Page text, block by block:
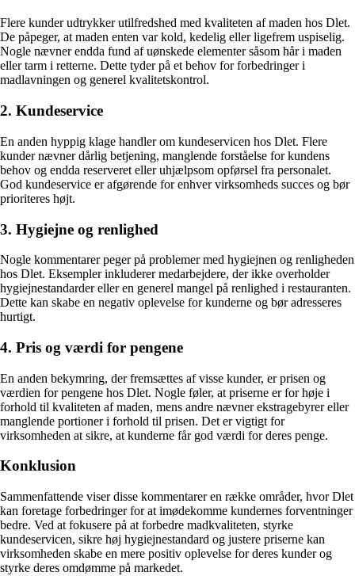
Flere kunder udtrykker utilfredshed med kvaliteten af maden hos Dlet.
De påpeger, at maden enten var kold, kedelig eller ligefrem uspiselig.
Nogle nævner endda fund af uønskede elementer såsom hår i maden
eller tarm i retterne. Dette tyder på et behov for forbedringer i
madlavningen og generel kvalitetskontrol.
2. Kundeservice
En anden hyppig klage handler om kundeservicen hos Dlet. Flere
kunder nævner dårlig betjening, manglende forståelse for kundens
behov og endda reserveret eller uhjælpsom opførsel fra personalet.
God kundeservice er afgørende for enhver virksomheds succes og bør
prioriteres højt.
3. Hygiejne og renlighed
Nogle kommentarer peger på problemer med hygiejnen og renligheden
hos Dlet. Eksempler inkluderer medarbejdere, der ikke overholder
hygiejnestandarder eller en generel mangel på renlighed i restauranten.
Dette kan skabe en negativ oplevelse for kunderne og bør adresseres
hurtigt.
4. Pris og værdi for pengene
En anden bekymring, der fremsættes af visse kunder, er prisen og
værdien for pengene hos Dlet. Nogle føler, at priserne er for høje i
forhold til kvaliteten af maden, mens andre nævner ekstragebyrer eller
manglende portioner i forhold til prisen. Det er vigtigt for
virksomheden at sikre, at kunderne får god værdi for deres penge.
Konklusion
Sammenfattende viser disse kommentarer en række områder, hvor Dlet
kan foretage forbedringer for at imødekomme kundernes forventninger
bedre. Ved at fokusere på at forbedre madkvaliteten, styrke
kundeservicen, sikre høj hygiejnestandard og justere priserne kan
virksomheden skabe en mere positiv oplevelse for deres kunder og
styrke deres omdømme på markedet.